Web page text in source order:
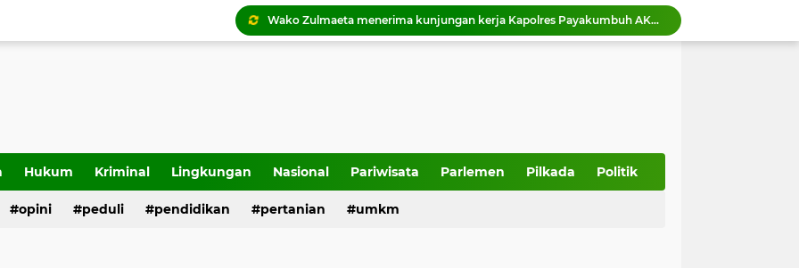
Wako Zulmaeta menerima kunjungan kerja Kapolres Payakumbuh AKBP Irwan Andeta
Pemko Payakumbuh dukung percepatan sertifikasi halal bagi pelaku usaha
Wakil Ketua DPRD Sumbar Dampingi anggota DPR RI Tinjau Pembangunan IPA Taban III Perumda AM Padang
Hukum Kriminal Lingkungan Nasional Pariwisata Parlemen Pilkada Politik
opini peduli pendidikan pertanian umkm